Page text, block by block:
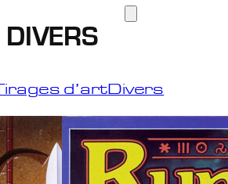
DIVERS
Tirages d’artDivers